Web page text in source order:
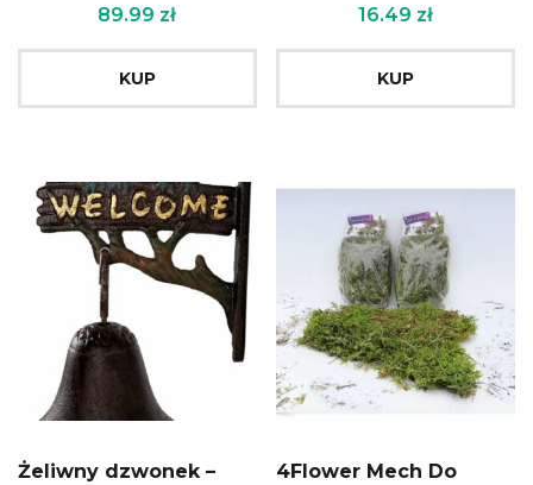
89.99 zł
KUP
16.49 zł
KUP
Żeliwny dzwonek –
4Flower Mech Do